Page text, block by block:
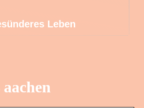
Leben